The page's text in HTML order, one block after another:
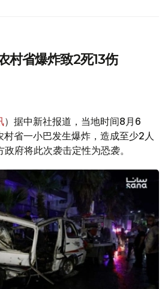
村省爆炸致2死13伤
）据中新社报道，当地时间8月6
村省一小巴发生爆炸，造成至少2人
府将此次袭击定性为恐袭。